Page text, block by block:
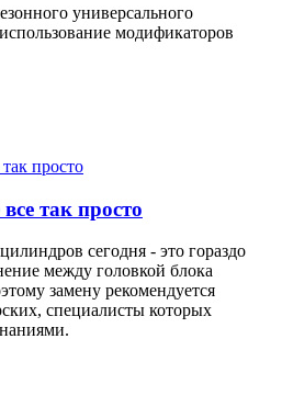
универсального
модификаторов
так просто
сегодня - это гораздо
между головкой блока
замену рекомендуется
специалисты которых